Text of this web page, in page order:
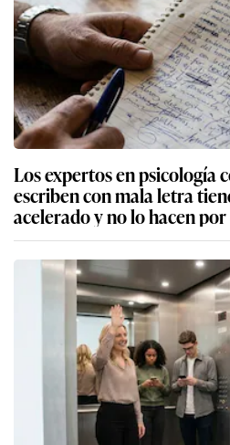
Los expertos en psicología
escriben con mala letra
acelerado y no lo hacen